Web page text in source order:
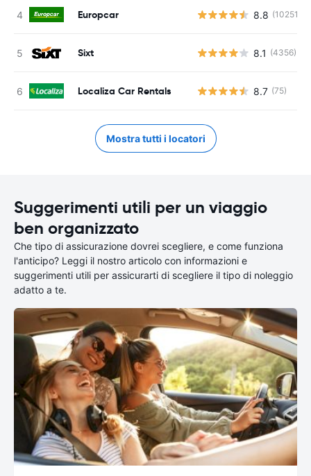
Europcar 8.8 (10251)
Sixt 8.1 (4356)
Localiza Car Rentals 8.7 (75)
Mostra tutti i locatori
Suggerimenti utili per un viaggio
ben organizzato
Che tipo di assicurazione dovrei scegliere, e come funziona
l'anticipo? Leggi il nostro articolo con informazioni e
suggerimenti utili per assicurarti di scegliere il tipo di noleggio
adatto a te.